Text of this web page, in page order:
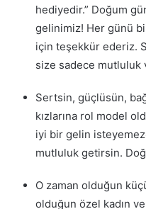
hediyedir.” Doğum
gelinimiz! Her günü
için teşekkür ederiz.
size sadece mutluluk
Sertsin, güçlüsün,
kızlarına rol model
iyi bir gelin
mutluluk getirsin.
O zaman olduğun
olduğun özel kadın